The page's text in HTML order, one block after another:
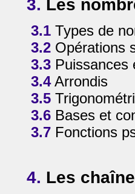
3. Les
3.1 Types de
3.2 Opérations
3.3 Puissances
3.4Arrondis
3.5
3.6 Bases et
3.7 Fonctions
4. Les